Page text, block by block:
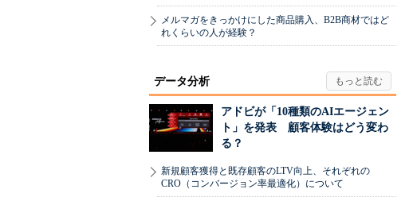
メルマガをきっかけにした商品購入、B2B商材ではど
れくらいの人が経験？
データ分析
アドビが「10種類のAIエージェン
ト」を発表 顧客体験はどう変わ
る？
新規顧客獲得と既存顧客のLTV向上、それぞれの
CRO（コンバージョン率最適化）について